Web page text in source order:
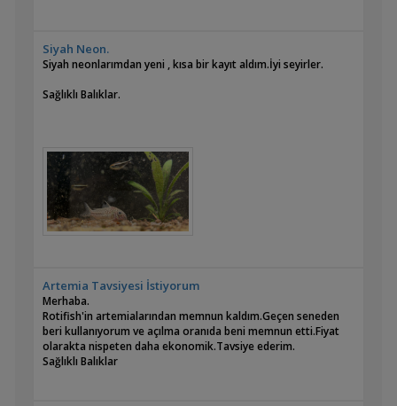
Siyah Neon.
Siyah neonlarımdan yeni , kısa bir kayıt aldım.İyi seyirler.
Sağlıklı Balıklar.
Artemia Tavsiyesi İstiyorum
Merhaba.
Rotifish'in artemialarından memnun kaldım.Geçen seneden
beri kullanıyorum ve açılma oranıda beni memnun etti.Fiyat
olarakta nispeten daha ekonomik.Tavsiye ederim.
Sağlıklı Balıklar